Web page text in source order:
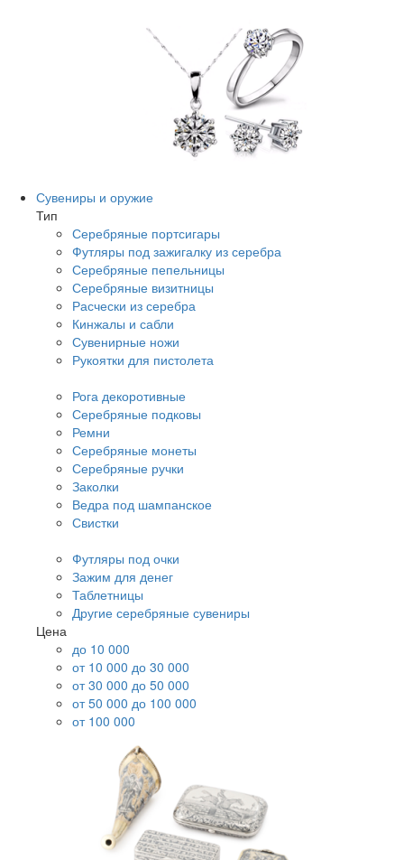
Сувениры и оружие
Тип
Серебряные портсигары
Футляры под зажигалку из серебра
Серебряные пепельницы
Серебряные визитницы
Расчески из серебра
Кинжалы и сабли
Сувенирные ножи
Рукоятки для пистолета
Рога декоротивные
Серебряные подковы
Ремни
Серебряные монеты
Серебряные ручки
Заколки
Ведра под шампанское
Свистки
Футляры под очки
Зажим для денег
Таблетницы
Другие серебряные сувениры
Цена
до 10 000
от 10 000 до 30 000
от 30 000 до 50 000
от 50 000 до 100 000
от 100 000